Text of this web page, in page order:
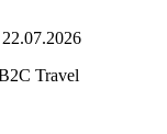
Travel